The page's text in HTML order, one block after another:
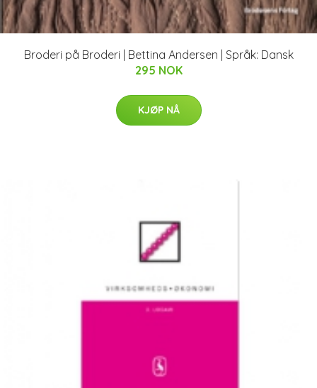
Broderi på Broderi | Bettina Andersen | Språk: Dansk
295 NOK
KJØP NÅ